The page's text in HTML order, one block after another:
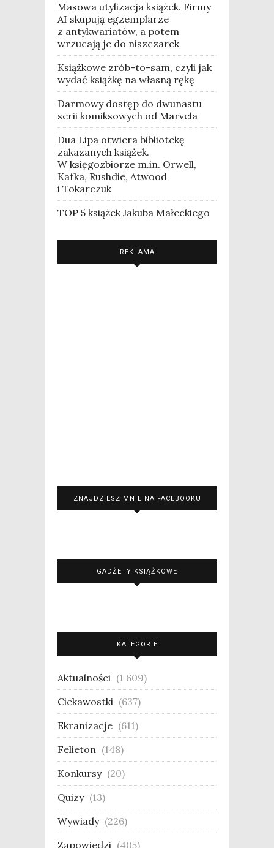
Masowa utylizacja książek. Firmy
AI skupują egzemplarze
z antykwariatów, a potem
wrzucają je do niszczarek
Książkowe zrób-to-sam, czyli jak
wydać książkę na własną rękę
Darmowy dostęp do dwunastu
serii komiksowych od Marvela
Dua Lipa otwiera bibliotekę
zakazanych książek.
W księgozbiorze m.in. Orwell,
Kafka, Rushdie, Atwood
i Tokarczuk
TOP 5 książek Jakuba Małeckiego
REKLAMA
ZNAJDZIESZ MNIE NA FACEBOOKU
GADŻETY KSIĄŻKOWE
KATEGORIE
Aktualności (1 609)
Ciekawostki (637)
Ekranizacje (611)
Felieton (148)
Konkursy (20)
Quizy (13)
Wywiady (226)
Zapowiedzi (405)